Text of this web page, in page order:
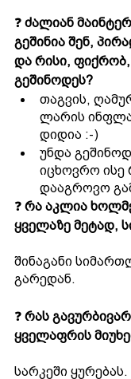
❓ ძალიან
გეშინია შენ,
და რისი,
გეშინოდეს?
თაგვის,
ლარის
დიდია :-)
უნდა
იცხოვრო ისე
დააგროვო
❓ რა აკლია
ყველაზე მეტად,
შინაგანი
გარედან.
❓ რას
ყველაფრის
სარკეში